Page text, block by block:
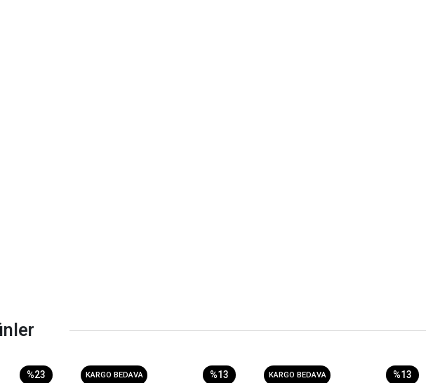
%23 KARGO BEDAVA %13 KARGO BEDAVA %13